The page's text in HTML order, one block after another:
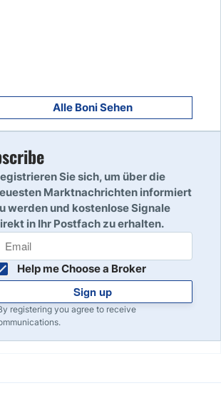
Alle Boni Sehen
Sie sich, um über die
Marktnachrichten informiert
werden und kostenlose Signale
in Ihr Postfach zu erhalten.
Help me Choose a Broker
Sign up
registering you agree to receive